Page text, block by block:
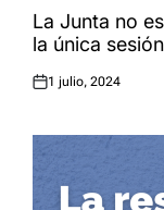
INLa Junta no
la única
Posted
1 julio, 2024